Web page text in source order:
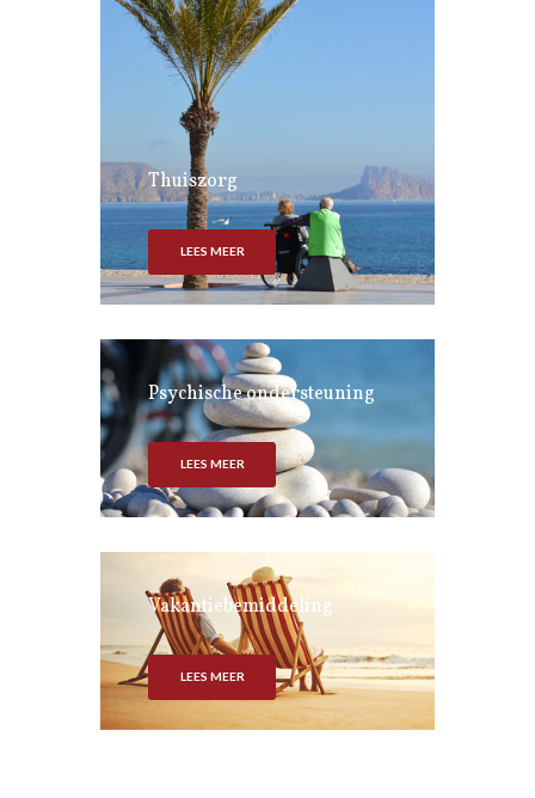
Thuiszorg
LEES MEER
Psychische ondersteuning
LEES MEER
Vakantiebemiddeling
LEES MEER